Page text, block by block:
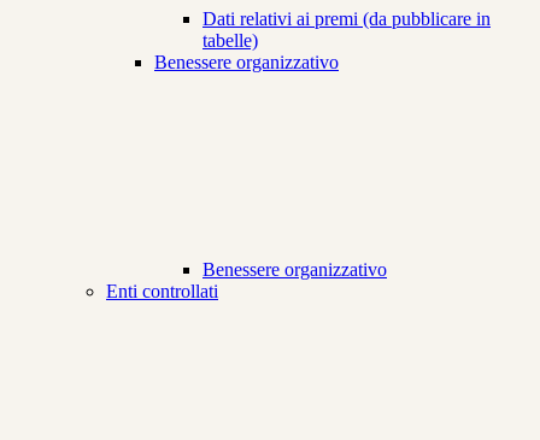
Dati relativi ai premi (da pubblicare in
tabelle)
Benessere organizzativo
Benessere organizzativo
Enti controllati